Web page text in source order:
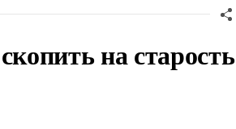
на старость